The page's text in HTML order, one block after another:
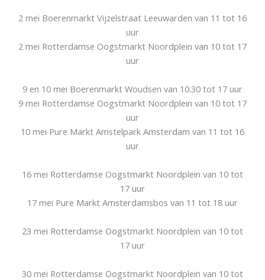
2 mei Boerenmarkt Vijzelstraat Leeuwarden van 11 tot 16
uur
2 mei Rotterdamse Oogstmarkt Noordplein van 10 tot 17
uur
9 en 10 mei Boerenmarkt Woudsen van 10.30 tot 17 uur
9 mei Rotterdamse Oogstmarkt Noordplein van 10 tot 17
uur
10 mei Pure Markt Amstelpark Amsterdam van 11 tot 16
uur
16 mei Rotterdamse Oogstmarkt Noordplein van 10 tot
17 uur
17 mei Pure Markt Amsterdamsbos van 11 tot 18 uur
23 mei Rotterdamse Oogstmarkt Noordplein van 10 tot
17 uur
30 mei Rotterdamse Oogstmarkt Noordplein van 10 tot